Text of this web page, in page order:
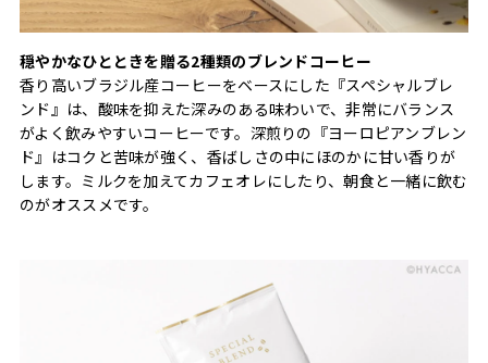
穏やかなひとときを贈る2種類のブレンドコーヒー
香り高いブラジル産コーヒーをベースにした『スペシャルブレ
ンド』は、酸味を抑えた深みのある味わいで、非常にバランス
がよく飲みやすいコーヒーです。深煎りの『ヨーロピアンブレン
ド』はコクと苦味が強く、香ばしさの中にほのかに甘い香りが
します。ミルクを加えてカフェオレにしたり、朝食と一緒に飲む
のがオススメです。